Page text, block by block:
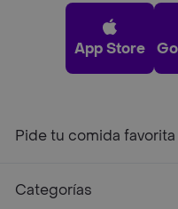
App Store
Pide tu comida
Categorías